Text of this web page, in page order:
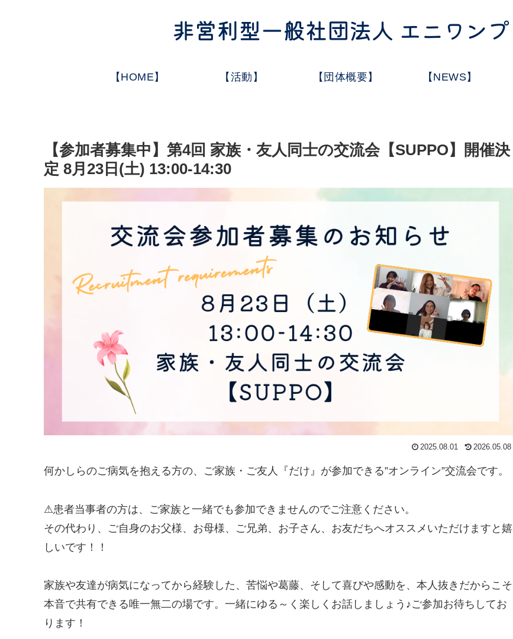
【HOME】 【活動】 【団体概要】 【NEWS】
【参加者募集中】第4回 家族・友人同士の交流会【SUPPO】開催決
定 8月23日(土) 13:00-14:30
2025.08.01 2026.05.08
何かしらのご病気を抱える方の、ご家族・ご友人『だけ』が参加できる”オンライン”交流会です。
⚠患者当事者の方は、ご家族と一緒でも参加できませんのでご注意ください。
その代わり、ご自身のお父様、お母様、ご兄弟、お子さん、お友だちへオススメいただけますと嬉
しいです！！
家族や友達が病気になってから経験した、苦悩や葛藤、そして喜びや感動を、本人抜きだからこそ
本音で共有できる唯一無二の場です。一緒にゆる～く楽しくお話しましょう♪ご参加お待ちしてお
ります！